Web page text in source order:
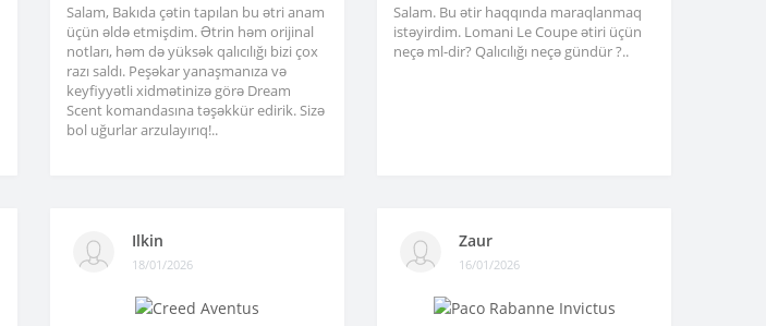
Salam, Bakıda çətin tapılan bu ətri anam
üçün əldə etmişdim. Ətrin həm orijinal
notları, həm də yüksək qalıcılığı bizi çox
razı saldı. Peşəkar yanaşmanıza və
keyfiyyətli xidmətinizə görə Dream
Scent komandasına təşəkkür edirik. Sizə
bol uğurlar arzulayırıq!..
Salam. Bu ətir haqqında maraqlanmaq
istəyirdim. Lomani Le Coupe ətiri üçün
neçə ml-dir? Qalıcılığı neçə gündür ?..
Ilkin
18/01/2026
Zaur
16/01/2026